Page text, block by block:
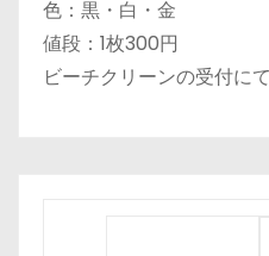
色：黒・白・金
値段：1枚300円
ビーチクリーンの受付に